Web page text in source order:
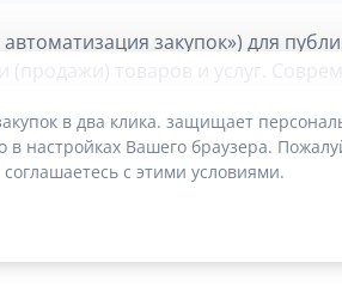
закупок») для
товаров и услуг.
в два клика. защищает
настройках Вашего браузера.
с этими условиями.